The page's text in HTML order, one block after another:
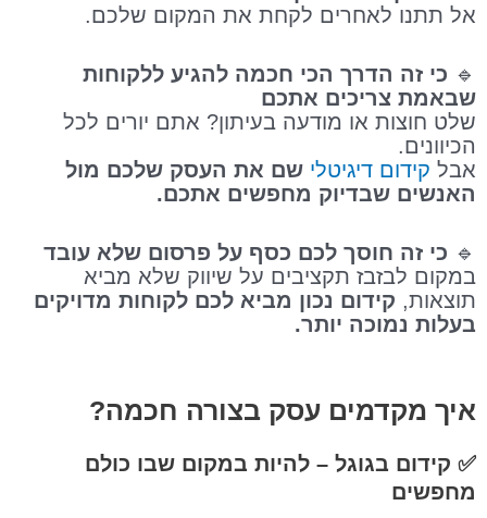
אל תתנו לאחרים לקחת את המקום שלכם.
🔹 כי זה הדרך הכי חכמה להגיע ללקוחות
שבאמת צריכים אתכם
שלט חוצות או מודעה בעיתון? אתם יורים לכל
הכיוונים.
אבל קידום דיגיטלי שם את העסק שלכם מול
האנשים שבדיוק מחפשים אתכם.
🔹 כי זה חוסך לכם כסף על פרסום שלא עובד
במקום לבזבז תקציבים על שיווק שלא מביא
תוצאות, קידום נכון מביא לכם לקוחות מדויקים
בעלות נמוכה יותר.
איך מקדמים עסק בצורה חכמה?
✅ קידום בגוגל – להיות במקום שבו כולם
מחפשים